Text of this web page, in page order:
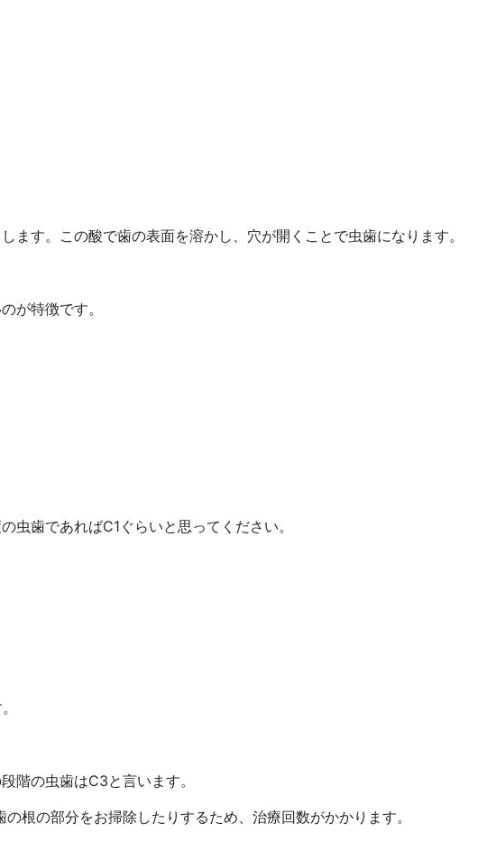
す。この酸で歯の表面を溶かし、穴が開くことで虫歯になります。
が特徴です。
歯であればC1ぐらいと思ってください。
階の虫歯はC3と言います。
根の部分をお掃除したりするため、治療回数がかかります。